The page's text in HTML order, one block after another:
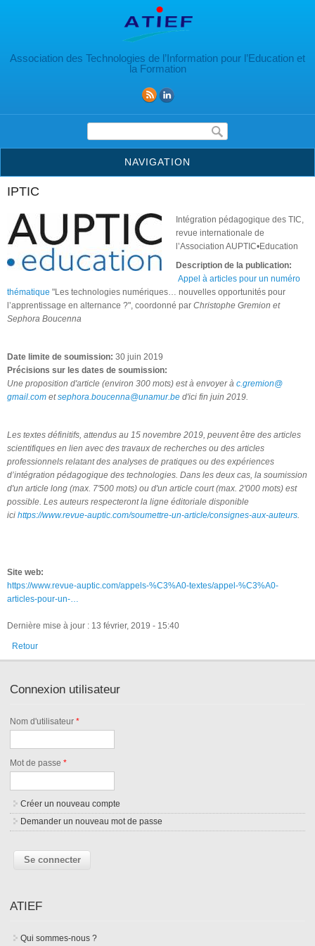
Association des Technologies de l’Information pour l’Education et
la Formation
Formulaire de recherche
NAVIGATION
IPTIC
Intégration pédagogique des TIC,
revue internationale de
l’Association AUPTIC•Education
Description de la publication:
Appel à articles pour un numéro
thématique "Les technologies numériques… nouvelles opportunités pour
l’apprentissage en alternance ?", coordonné par Christophe Gremion et
Sephora Boucenna
Date limite de soumission: 30 juin 2019
Précisions sur les dates de soumission:
Une proposition d'article (environ 300 mots) est à envoyer à c.gremion@
gmail.com etsephora.boucenna@unamur.be d'ici fin juin 2019.
Les textes définitifs, attendus au 15 novembre 2019, peuvent être des articles
scientifiques en lien avec des travaux de recherches ou des articles
professionnels relatant des analyses de pratiques ou des expériences
d’intégration pédagogique des technologies. Dans les deux cas, la soumission
d'un article long (max. 7'500 mots) ou d'un article court (max. 2'000 mots) est
possible. Les auteurs respecteront la ligne éditoriale disponible
ici https://www.revue-auptic.com/soumettre-un-article/consignes-aux-auteurs.
Site web:
https://www.revue-auptic.com/appels-%C3%A0-textes/appel-%C3%A0-
articles-pour-un-…
Dernière mise à jour : 13 février, 2019 - 15:40
Retour
Connexion utilisateur
Nom d'utilisateur*
Mot de passe*
Créer un nouveau compte
Demander un nouveau mot de passe
ATIEF
Qui sommes-nous ?